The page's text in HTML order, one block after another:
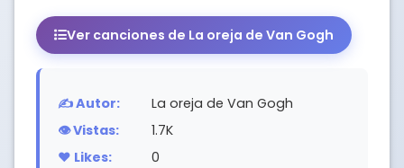
Ver canciones de La oreja de Van Gogh
✍️ Autor:
La oreja de Van Gogh
👁️ Vistas:
1.7K
❤️ Likes:
0